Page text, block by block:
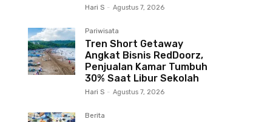
Hari S - Agustus 7, 2026
Pariwisata
Tren Short Getaway
Angkat Bisnis RedDoorz,
Penjualan Kamar Tumbuh
30% Saat Libur Sekolah
Hari S - Agustus 7, 2026
Berita